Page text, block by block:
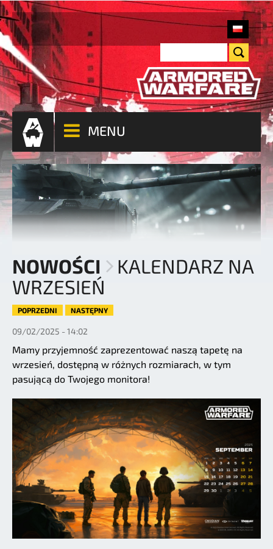
MENU
NOWOŚCI
KALENDARZ NA
WRZESIEŃ
POPRZEDNI NASTĘPNY
09/02/2025 - 14:02
Mamy przyjemność zaprezentować naszą tapetę na
wrzesień, dostępną w różnych rozmiarach, w tym
pasującą do Twojego monitora!